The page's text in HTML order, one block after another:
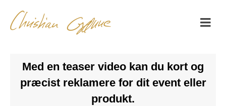
Med en teaser video kan du kort og
præcist reklamere for dit event eller
produkt.